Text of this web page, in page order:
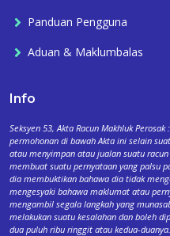
Panduan Pengguna
Aduan & Maklumbalas
Info
Seksyen 53, Akta Racun Makhluk
permohonan di bawah Akta ini selain
atau menyimpan atau jualan suatu
membuat suatu pernyataan yang palsu
dia membuktikan bahawa dia tidak
mengesyaki bahawa maklumat atau
mengambil segala langkah yang
melakukan suatu kesalahan dan boleh
dua puluh ribu ringgit atau kedua-